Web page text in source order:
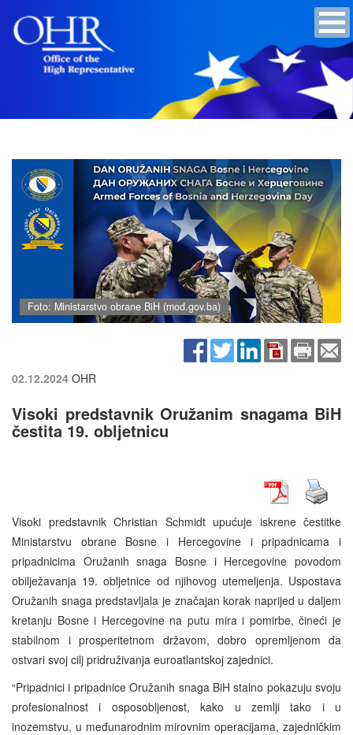
Foto: Ministarstvo obrane BiH (mod.gov.ba)
02.12.2024 OHR
Visoki predstavnik Oružanim snagama BiH
čestita 19. obljetnicu
Visoki predstavnik Christian Schmidt upućuje iskrene čestitke
Ministarstvu obrane Bosne i Hercegovine i pripadnicama i
pripadnicima Oružanih snaga Bosne i Hercegovine povodom
obilježavanja 19. obljetnice od njihovog utemeljenja. Uspostava
Oružanih snaga predstavljala je značajan korak naprijed u daljem
kretanju Bosne i Hercegovine na putu mira i pomirbe, čineći je
stabilnom i prosperitetnom državom, dobro opremljenom da
ostvari svoj cilj pridruživanja euroatlantskoj zajednici.
“Pripadnici i pripadnice Oružanih snaga BiH stalno pokazuju svoju
profesionalnost i osposobljenost, kako u zemlji tako i u
inozemstvu, u međunarodnim mirovnim operacijama, zajedničkim